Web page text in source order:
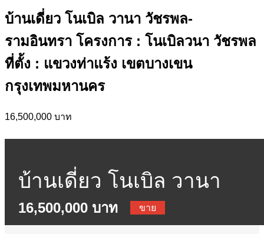
บ้านเดี่ยว โนเบิล วานา วัชรพล-
รามอินทรา โครงการ : โนเบิลวนา วัชรพล
ที่ตั้ง : แขวงท่าแร้ง เขตบางเขน
กรุงเทพมหานคร
16,500,000 บาท
บ้านเดี่ยว โนเบิล วานา
วัชรพล-รามอินทรา
16,500,000 บาท ขาย